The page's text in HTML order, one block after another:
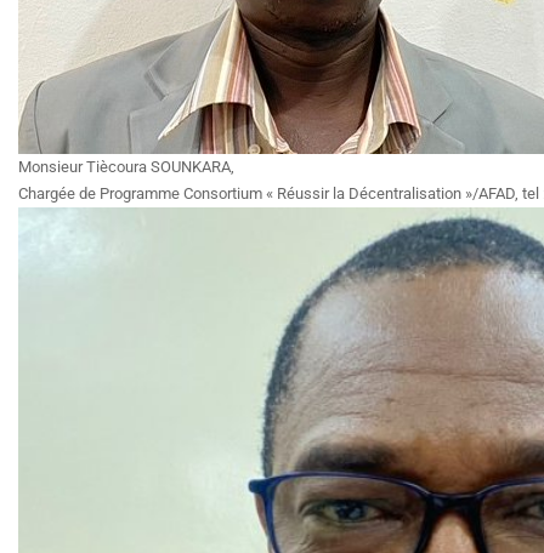
Monsieur Tiècoura SOUNKARA,
Chargée de Programme Consortium « Réussir la Décentralisation »/AFAD,